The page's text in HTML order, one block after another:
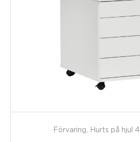
Förvaring, Hurts på hjul